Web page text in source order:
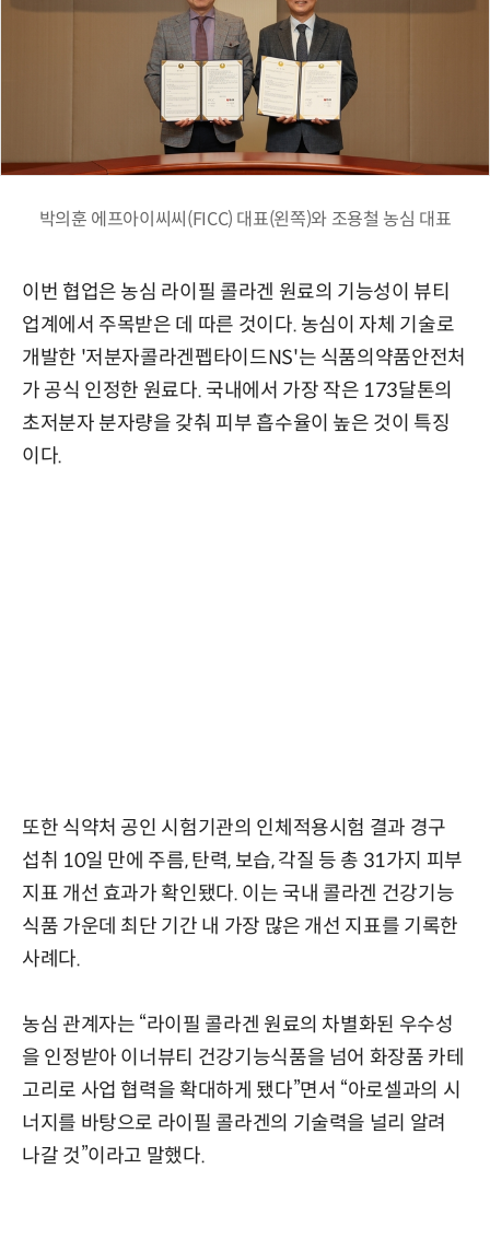
박의훈 에프아이씨씨(FICC) 대표(왼쪽)와 조용철 농심 대표
이번 협업은 농심 라이필 콜라겐 원료의 기능성이 뷰티
업계에서 주목받은 데 따른 것이다. 농심이 자체 기술로
개발한 '저분자콜라겐펩타이드NS'는 식품의약품안전처
가 공식 인정한 원료다. 국내에서 가장 작은 173달톤의
초저분자 분자량을 갖춰 피부 흡수율이 높은 것이 특징
이다.
또한 식약처 공인 시험기관의 인체적용시험 결과 경구
섭취 10일 만에 주름, 탄력, 보습, 각질 등 총 31가지 피부
지표 개선 효과가 확인됐다. 이는 국내 콜라겐 건강기능
식품 가운데 최단 기간 내 가장 많은 개선 지표를 기록한
사례다.
농심 관계자는 “라이필 콜라겐 원료의 차별화된 우수성
을 인정받아 이너뷰티 건강기능식품을 넘어 화장품 카테
고리로 사업 협력을 확대하게 됐다”면서 “아로셀과의 시
너지를 바탕으로 라이필 콜라겐의 기술력을 널리 알려
나갈 것”이라고 말했다.